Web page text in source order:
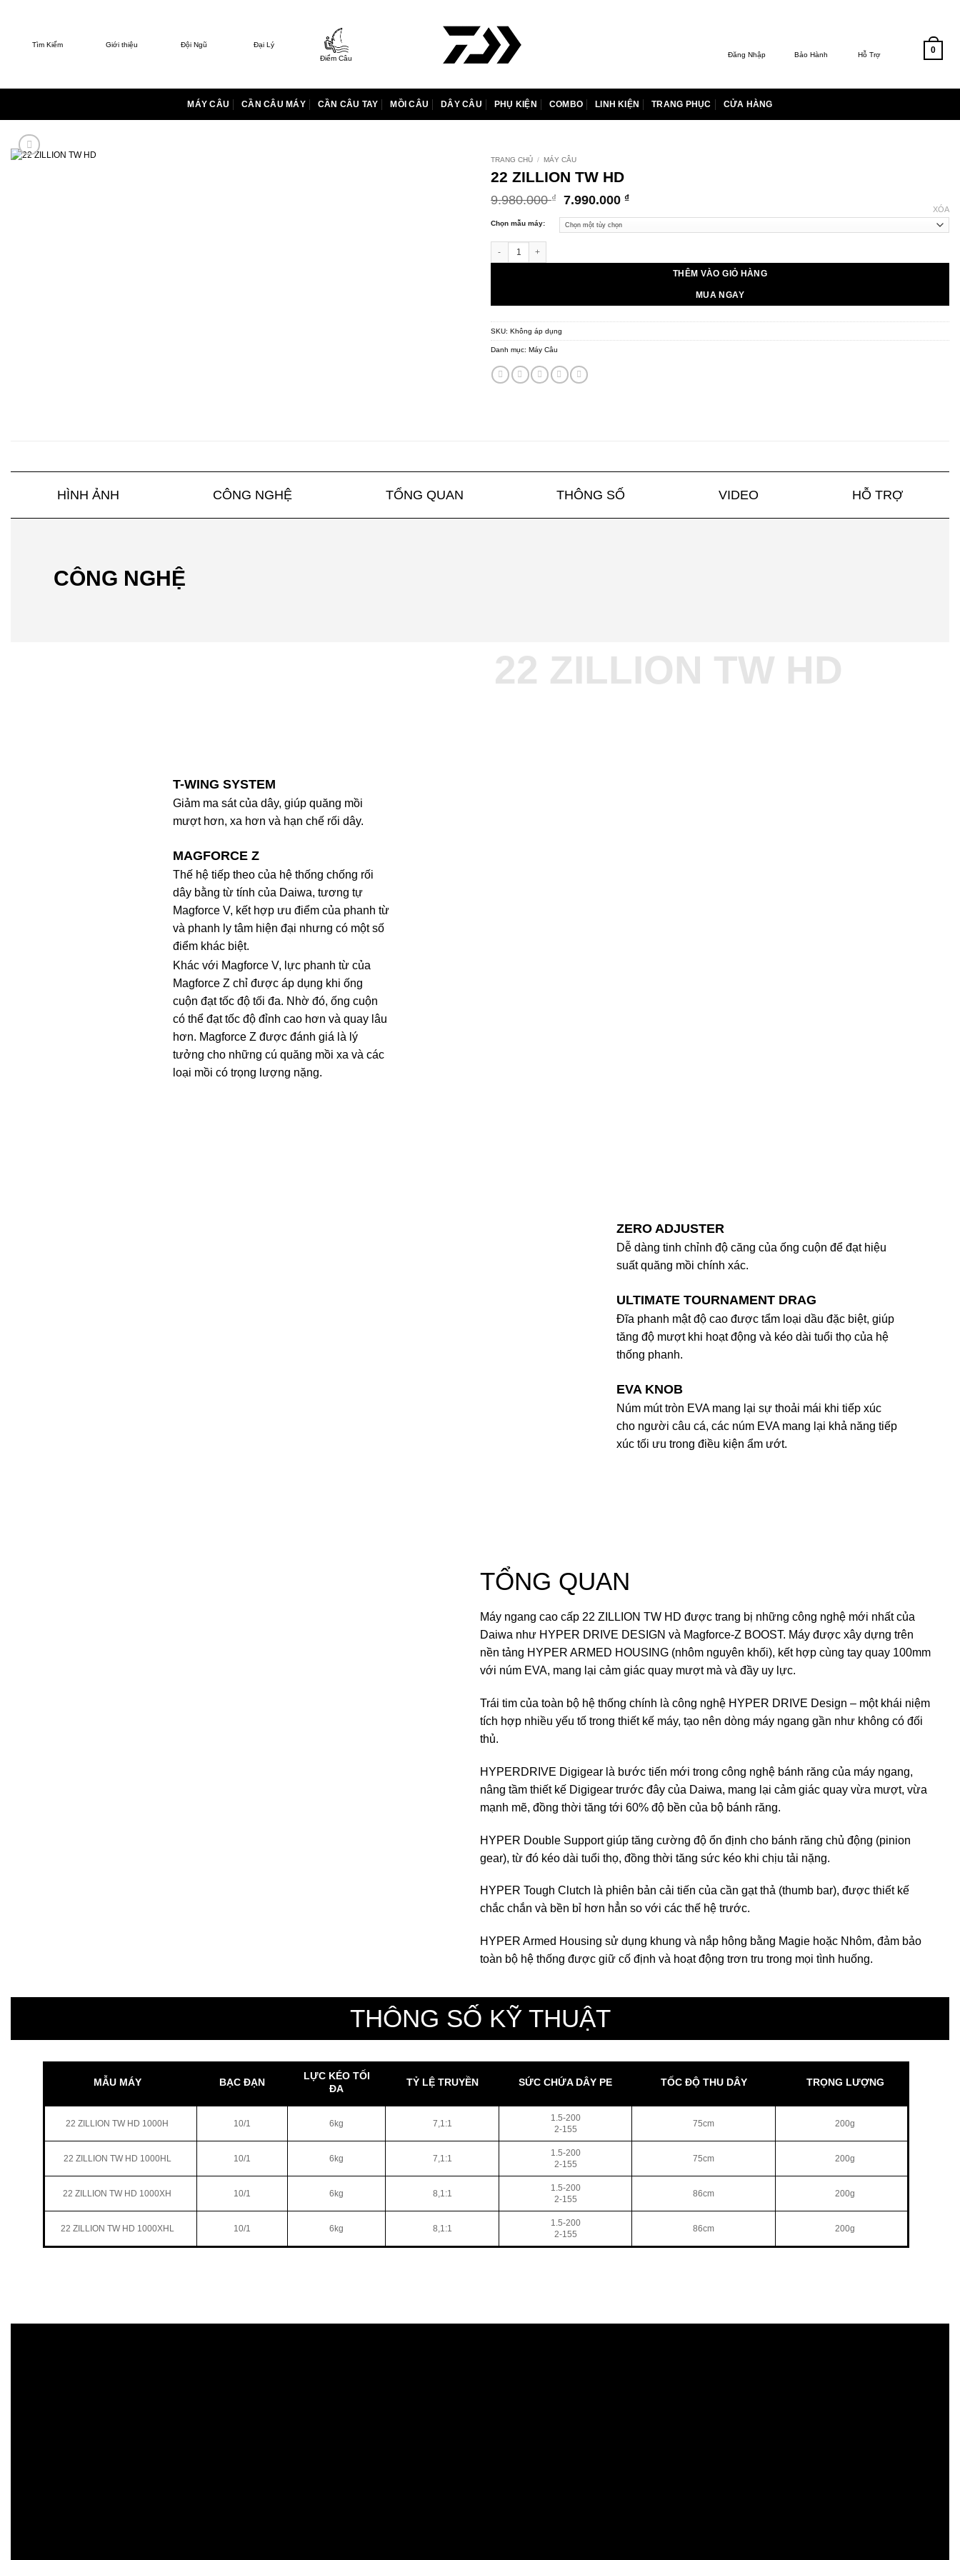
Tìm Kiếm Giới thiệu Đội Ngũ
Đại Lý
Điểm Câu
Đăng Nhập Bảo Hành Hỗ Trợ 0
MÁY CÂU CẦN CÂU MÁY CẦN CÂU TAY MỒI CÂU DÂY CÂU PHỤ KIỆN COMBO LINH KIỆN TRANG PHỤC CỬA HÀNG
TRANG CHỦ / MÁY CÂU
22 ZILLION TW HD
9.980.000₫
Giá
là:
9.980.000 ₫.
7.990.000₫Giá
là:
Chọn mẫu máy:
XÓA
THÊM VÀO GIỎ HÀNG
MUA NGAY
SKU: Không áp dụng
Danh mục: Máy Câu
HÌNH ẢNH CÔNG NGHỆ TỔNG QUAN THÔNG SỐ VIDEO HỖ TRỢ
CÔNG NGHỆ
T-WING SYSTEM
Giảm ma sát của dây, giúp quăng mồi
mượt hơn, xa hơn và hạn chế rối dây.
MAGFORCE Z
Thế hệ tiếp theo của hệ thống chống rối
dây bằng từ tính của Daiwa, tương tự
Magforce V, kết hợp ưu điểm của phanh từ
và phanh ly tâm hiện đại nhưng có một số
điểm khác biệt.
Khác với Magforce V, lực phanh từ của
Magforce Z chỉ được áp dụng khi ống
cuộn đạt tốc độ tối đa. Nhờ đó, ống cuộn
có thể đạt tốc độ đỉnh cao hơn và quay lâu
hơn. Magforce Z được đánh giá là lý
tưởng cho những cú quăng mồi xa và các
loại mồi có trọng lượng nặng.
22 ZILLION TW HD
ZERO ADJUSTER
Dễ dàng tinh chỉnh độ căng của ống cuộn để đạt hiệu
suất quăng mồi chính xác.
ULTIMATE TOURNAMENT DRAG
Đĩa phanh mật độ cao được tẩm loại dầu đặc biệt, giúp
tăng độ mượt khi hoạt động và kéo dài tuổi thọ của hệ
thống phanh.
EVA KNOB
Núm mút tròn EVA mang lại sự thoải mái khi tiếp xúc
cho người câu cá, các núm EVA mang lại khả năng tiếp
xúc tối ưu trong điều kiện ẩm ướt.
TỔNG QUAN
Máy ngang cao cấp 22 ZILLION TW HD được trang bị những công nghệ mới nhất của
Daiwa như HYPER DRIVE DESIGN và Magforce-Z BOOST. Máy được xây dựng trên
nền tảng HYPER ARMED HOUSING (nhôm nguyên khối), kết hợp cùng tay quay 100mm
với núm EVA, mang lại cảm giác quay mượt mà và đầy uy lực.
Trái tim của toàn bộ hệ thống chính là công nghệ HYPER DRIVE Design – một khái niệm
tích hợp nhiều yếu tố trong thiết kế máy, tạo nên dòng máy ngang gần như không có đối
thủ.
HYPERDRIVE Digigear là bước tiến mới trong công nghệ bánh răng của máy ngang,
nâng tầm thiết kế Digigear trước đây của Daiwa, mang lại cảm giác quay vừa mượt, vừa
mạnh mẽ, đồng thời tăng tới 60% độ bền của bộ bánh răng.
HYPER Double Support giúp tăng cường độ ổn định cho bánh răng chủ động (pinion
gear), từ đó kéo dài tuổi thọ, đồng thời tăng sức kéo khi chịu tải nặng.
HYPER Tough Clutch là phiên bản cải tiến của cần gạt thả (thumb bar), được thiết kế
chắc chắn và bền bỉ hơn hẳn so với các thế hệ trước.
HYPER Armed Housing sử dụng khung và nắp hông bằng Magie hoặc Nhôm, đảm bảo
toàn bộ hệ thống được giữ cố định và hoạt động trơn tru trong mọi tình huống.
THÔNG SỐ KỸ THUẬT
MẪU MÁY BẠC ĐẠN
LỰC KÉO TỐI
ĐA
TỶ LỆ TRUYỀN SỨC CHỨA DÂY PE TỐC ĐỘ THU DÂY TRỌNG LƯỢNG
22 ZILLION TW HD 1000H 10/1 6kg 7,1:1
1.5-200
2-155
75cm 200g
22 ZILLION TW HD 1000HL 10/1 6kg 7,1:1
1.5-200
2-155
75cm 200g
22 ZILLION TW HD 1000XH 10/1 6kg 8,1:1
1.5-200
2-155
86cm 200g
22 ZILLION TW HD 1000XHL 10/1 6kg 8,1:1
1.5-200
2-155
86cm 200g